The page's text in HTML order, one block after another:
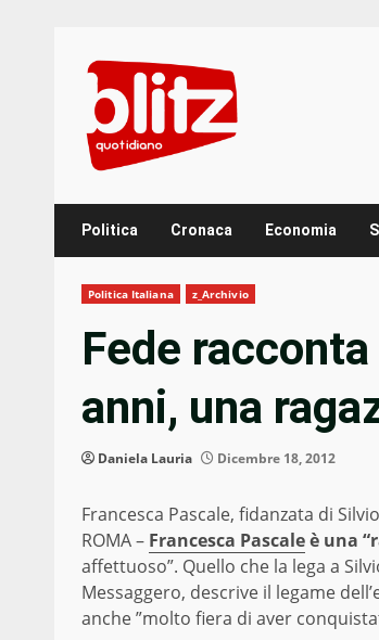
content
Politica Cronaca Economia
Politica Italiana z_Archivio
Fede
anni, una
Daniela Lauria Dicembre 18, 2012
Francesca Pascale, fidanzata di
ROMA – Francesca Pascaleè una
affettuoso”. Quello che la lega a
Messaggero, descrive il legame
anche ”molto fiera di aver